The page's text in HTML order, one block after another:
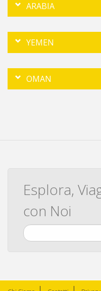
ARABIA
YEMEN
OMAN
Esplora,
con Noi